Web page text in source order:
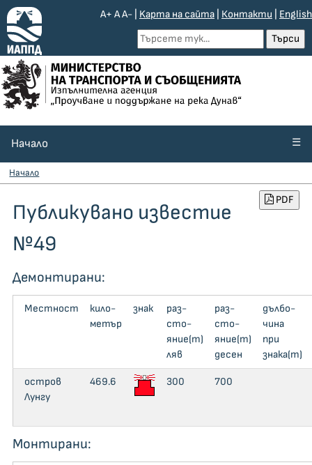
A+ AA- Kарта на сайта Контакти English
Начало ☰
Начало
PDF
Публикувано известие
№49
Демонтирани:
Местност
кило­
метър
знак
раз­
сто­
яние(m)
ляв
раз­
сто­
яние(m)
десен
дъл­бо­
чи­на
при
знака(m)
остров
Лунгу
469.6 300 700
Монтирани: